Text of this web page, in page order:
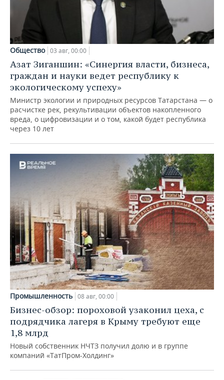
Общество 03 авг, 00:00
Азат Зиганшин: «Синергия власти, бизнеса,
граждан и науки ведет республику к
экологическому успеху»
Министр экологии и природных ресурсов Татарстана — о
расчистке рек, рекультивации объектов накопленного
вреда, о цифровизации и о том, какой будет республика
через 10 лет
Промышленность 08 авг, 00:00
Бизнес-обзор: пороховой узаконил цеха, с
подрядчика лагеря в Крыму требуют еще
1,8 млрд
Новый собственник НЧТЗ получил долю и в группе
компаний «ТатПром-Холдинг»